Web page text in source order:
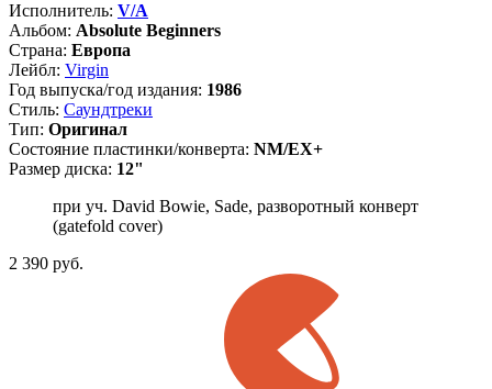
Исполнитель: V/A
Альбом: Absolute Beginners
Страна: Европа
Лейбл: Virgin
Год выпуска/год издания: 1986
Стиль: Саундтреки
Тип: Оригинал
Состояние пластинки/конверта: NM/EX+
Размер диска: 12"
при уч. David Bowie, Sade, разворотный конверт
(gatefold cover)
2 390 руб.